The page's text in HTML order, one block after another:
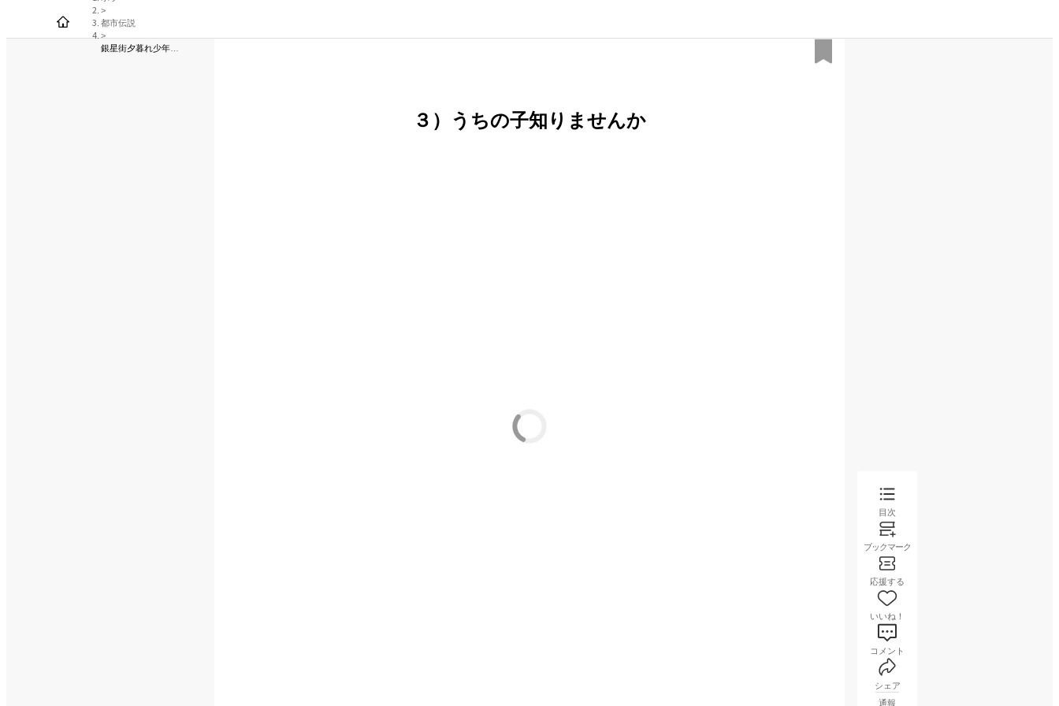
>
都市伝説
>
銀星街夕暮れ少年探
目次
ブックマーク
応援する
いいね！
コメント
シェア
通報
３）うちの子知りませんか